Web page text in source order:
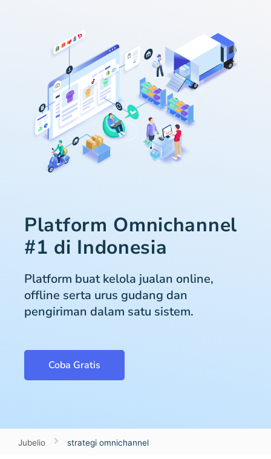
Platform Omnichannel
#1 di Indonesia
Platform buat kelola jualan online,
offline serta urus gudang dan
pengiriman dalam satu sistem.
Coba Gratis
Jubelio strategi omnichannel